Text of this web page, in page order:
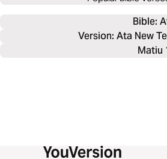
Bible:
Version: Ata New
Matiu